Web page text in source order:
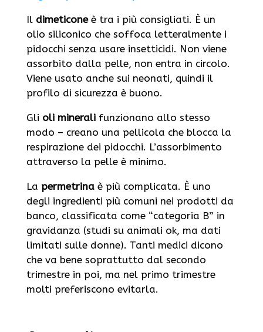
Il dimeticoneè tra i più consigliati. È un
olio siliconico che soffoca letteralmente i
pidocchi senza usare insetticidi. Non viene
assorbito dalla pelle, non entra in circolo.
Viene usato anche sui neonati, quindi il
profilo di sicurezza è buono.
Gli oli mineralifunzionano allo stesso
modo – creano una pellicola che blocca la
respirazione dei pidocchi. L’assorbimento
attraverso la pelle è minimo.
La permetrinaè più complicata. È uno
degli ingredienti più comuni nei prodotti da
banco, classificata come “categoria B” in
gravidanza (studi su animali ok, ma dati
limitati sulle donne). Tanti medici dicono
che va bene soprattutto dal secondo
trimestre in poi, ma nel primo trimestre
molti preferiscono evitarla.